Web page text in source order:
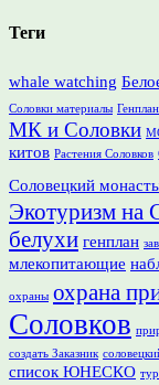
Теги
whale watching
Соловки материалы
МК и Соловки
китов Растения Соловков
Соловецкий
Экотуризм на
белухи генплан
млекопитающие
охраны охрана
Соловков
создать Заказник
список ЮНЕСКО